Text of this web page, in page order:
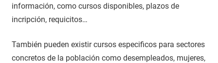
información, como cursos disponibles, plazos de
incripción, requicitos…
También pueden existir cursos especificos para sectores
concretos de la población como desempleados, mujeres,